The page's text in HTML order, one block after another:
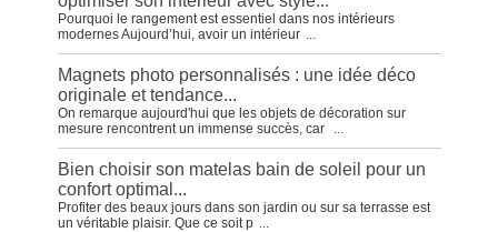
Pourquoi le rangement est essentiel dans nos intérieurs
modernes Aujourd’hui, avoir un intérieur
Magnets photo personnalisés : une idée déco
originale et tendance...
On remarque aujourd'hui que les objets de décoration sur
mesure rencontrent un immense succès, car
Bien choisir son matelas bain de soleil pour un
confort optimal...
Profiter des beaux jours dans son jardin ou sur sa terrasse est
un véritable plaisir. Que ce soit p